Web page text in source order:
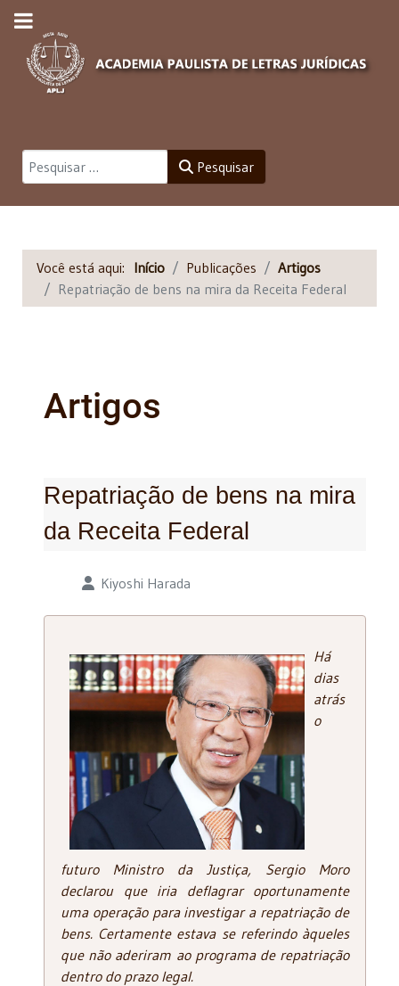
Pesquisar Pesquisar
Você está aqui: Início Publicações
Artigos
Repatriação de bens na mira da Receita Federal
Artigos
Repatriação de bens na mira
da Receita Federal
Detalhes Kiyoshi Harada
Há
dias
atrás
o
futuro Ministro da Justiça, Sergio Moro
declarou que iria deflagrar oportunamente
uma operação para investigar a repatriação de
bens. Certamente estava se referindo àqueles
que não aderiram ao programa de repatriação
dentro do prazo legal.